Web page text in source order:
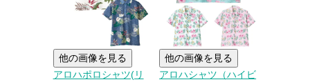
他の画像を見る
アロハポロシャツ(リ
他の画像を見る
アロハシャツ（ハイビ